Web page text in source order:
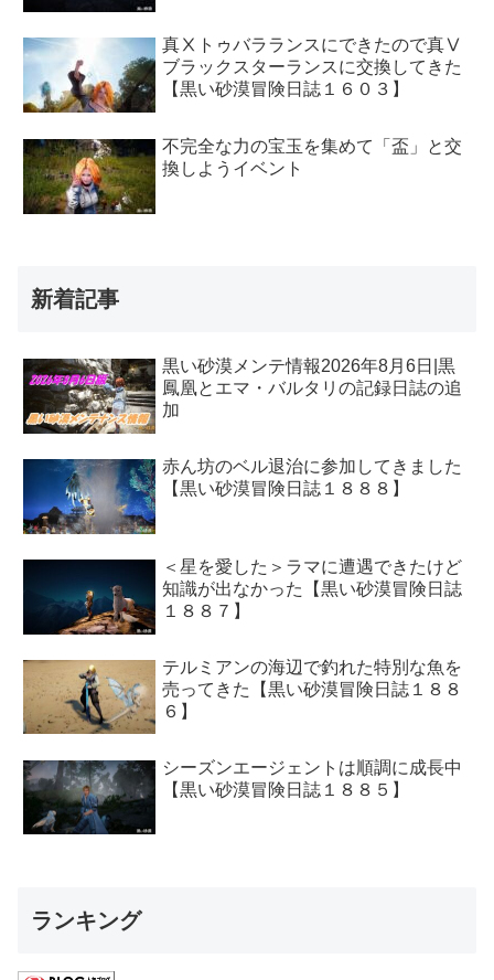
真Ⅹトゥバラランスにできたので真Ⅴ
ブラックスターランスに交換してきた
【黒い砂漠冒険日誌１６０３】
不完全な力の宝玉を集めて「盃」と交
換しようイベント
新着記事
黒い砂漠メンテ情報2026年8月6日|黒
鳳凰とエマ・バルタリの記録日誌の追
加
赤ん坊のベル退治に参加してきました
【黒い砂漠冒険日誌１８８８】
＜星を愛した＞ラマに遭遇できたけど
知識が出なかった【黒い砂漠冒険日誌
１８８７】
テルミアンの海辺で釣れた特別な魚を
売ってきた【黒い砂漠冒険日誌１８８
６】
シーズンエージェントは順調に成長中
【黒い砂漠冒険日誌１８８５】
ランキング